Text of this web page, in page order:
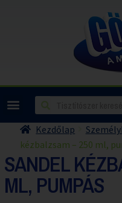
Kezdőlap
kézbalzsam – 250 ml,
SANDEL
ML, PUMPÁS